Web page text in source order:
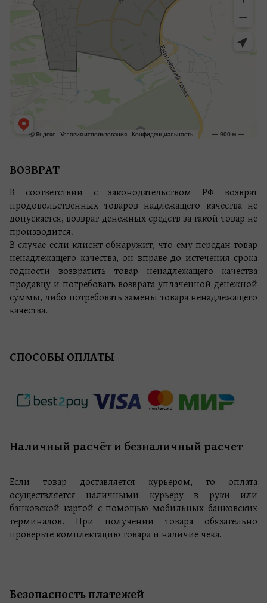
ВОЗВРАТ
В соответствии с законодательством РФ возврат
продовольственных товаров надлежащего качества не
допускается, возврат денежных средств за такой товар не
производится.
В случае если клиент обнаружит, что ему передан товар
ненадлежащего качества, он вправе до истечения срока
годности возвратить товар ненадлежащего качества
продавцу и потребовать возврата уплаченной денежной
суммы, либо потребовать замены товара ненадлежащего
качества.
СПОСОБЫ ОПЛАТЫ
Наличный расчёт и безналичный расчет
Если товар доставляется курьером, то оплата
осуществляется наличными курьеру в руки или
банковской картой с помощью мобильных банковских
терминалов. При получении товара обязательно
проверьте комплектацию товара и наличие чека.
Безопасность платежей